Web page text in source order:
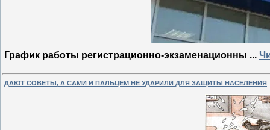
График работы регистрационно-экзаменационны ...
ДАЮТ СОВЕТЫ, А САМИ И ПАЛЬЦЕМ НЕ УДАРИЛИ ДЛЯ ЗАЩИТЫ НАСЕЛЕНИЯ